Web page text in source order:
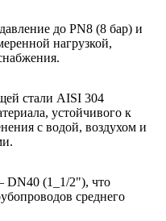
до PN8 (8 бар) и
нагрузкой,
стали AISI 304
устойчивого к
с водой, воздухом и
(1_1/2"), что
среднего